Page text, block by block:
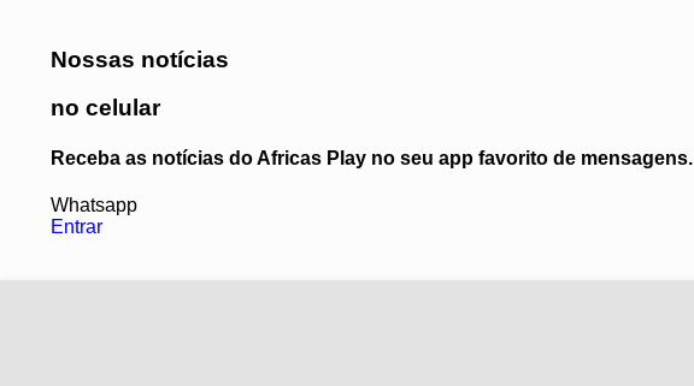
Nossas notícias
no celular
Receba as notícias do Africas Play no seu app favorito de mensagens.
Whatsapp
Entrar